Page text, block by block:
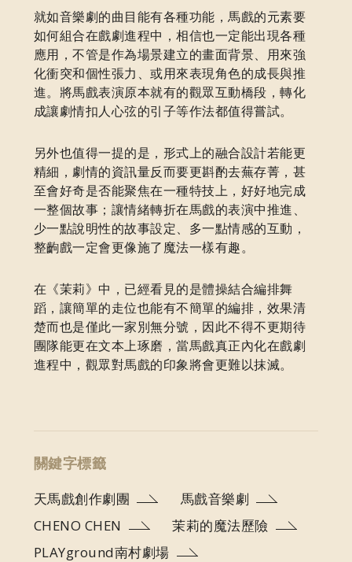
就如音樂劇的曲目能有各種功能，馬戲的元素要
如何組合在戲劇進程中，相信也一定能出現各種
應用，不管是作為場景建立的畫面背景、用來強
化衝突和個性張力、或用來表現角色的成長與推
進。將馬戲表演原本就有的觀眾互動橋段，轉化
成讓劇情扣人心弦的引子等作法都值得嘗試。
另外也值得一提的是，形式上的融合設計若能更
精細，劇情的資訊量反而要更斟酌去蕪存菁，甚
至會好奇是否能聚焦在一種特技上，好好地完成
一整個故事；讓情緒轉折在馬戲的表演中推進、
少一點說明性的故事設定、多一點情感的互動，
整齣戲一定會更像施了魔法一樣有趣。
在《茉莉》中，已經看見的是體操結合編排舞
蹈，讓簡單的走位也能有不簡單的編排，效果清
楚而也是僅此一家別無分號，因此不得不更期待
團隊能更在文本上琢磨，當馬戲真正內化在戲劇
進程中，觀眾對馬戲的印象將會更難以抹滅。
關鍵字標籤
天馬戲創作劇團
馬戲音樂劇
CHENO CHEN
茉莉的魔法歷險
PLAYground南村劇場